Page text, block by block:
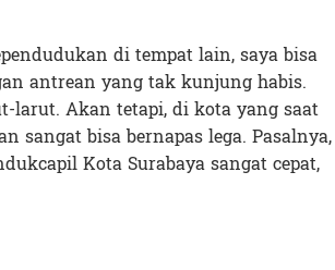
di tempat lain, saya bisa
antrean yang tak kunjung habis.
larut. Akan tetapi, di kota yang saat
sangat bisa bernapas lega. Pasalnya,
Kota Surabaya sangat cepat,